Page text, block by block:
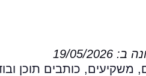
05/2026
משקיעים, כותבים תוכן